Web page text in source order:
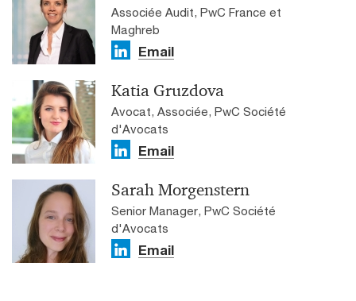
Associée Audit, PwC France et
Maghreb
Email
Katia Gruzdova
Avocat, Associée, PwC Société
d'Avocats
Email
Sarah Morgenstern
Senior Manager, PwC Société
d'Avocats
Email